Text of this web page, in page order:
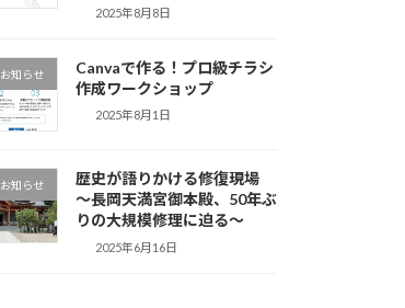
2025年8月8日
お知らせ
Canvaで作る！プロ級チラシ
作成ワークショップ
2025年8月1日
お知らせ
歴史が語りかける修復現場
～長岡天満宮御本殿、50年ぶ
りの大規模修理に迫る～
2025年6月16日